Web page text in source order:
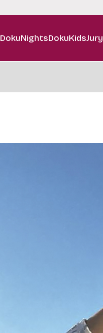
DokuNightsDokuKidsJury